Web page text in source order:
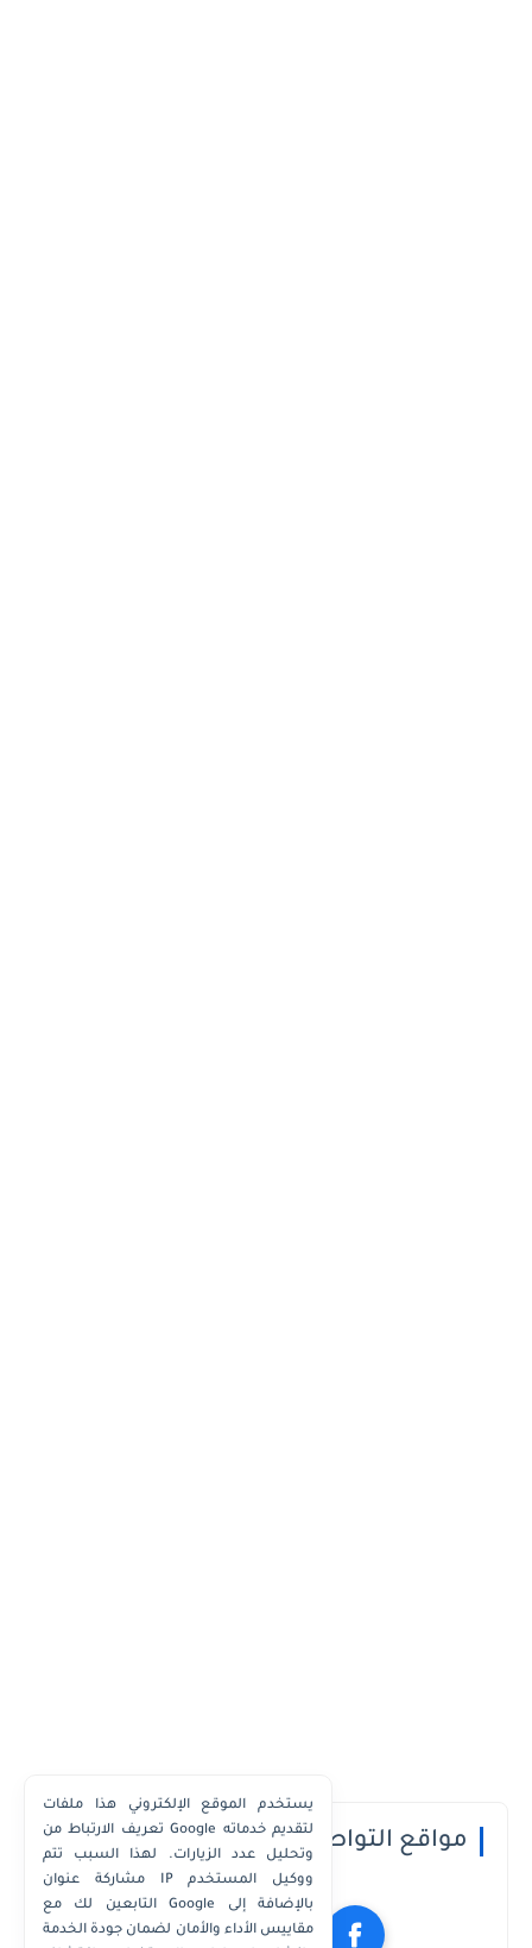
مواقع التواصل الاجتماعي
يستخدم الموقع الإلكتروني هذا ملفات
تعريف الارتباط من Google لتقديم خدماته
وتحليل عدد الزيارات. لهذا السبب تتم
مشاركة عنوان IP ووكيل المستخدم
التابعين لك مع Google بالإضافة إلى
مقاييس الأداء والأمان لضمان جودة الخدمة